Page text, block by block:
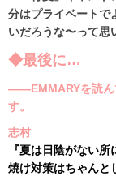
分はプライベートで
いだろうな〜って思
◆最後に…
――EMMARYを読ん
す。
志村
『夏は日陰がない
焼け対策はちゃんと